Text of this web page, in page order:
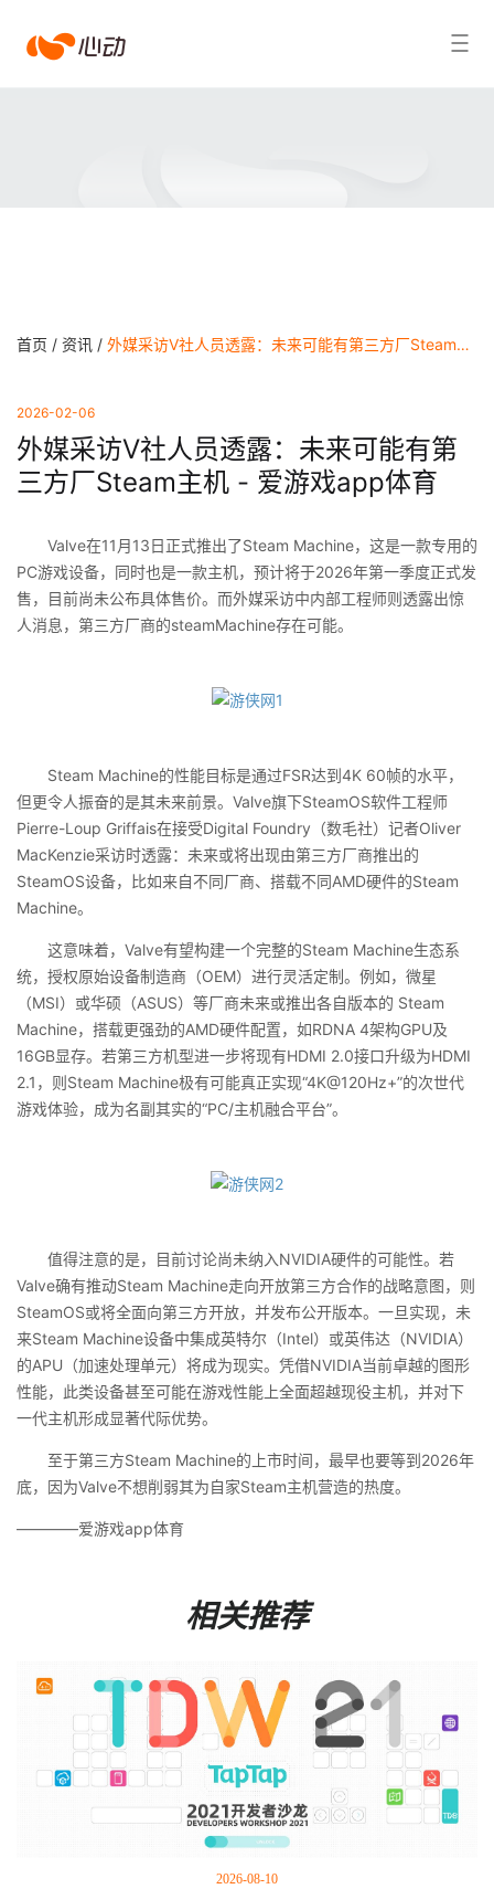
爱搜索结果
首页 / 资讯 / 外媒采访V社人员透露：未来可能有第三方厂Steam主机 - 爱游戏app体育
2026-02-06
外媒采访V社人员透露：未来可能有第
三方厂Steam主机 - 爱游戏app体育
Valve在11月13日正式推出了Steam Machine，这是一款专用的
PC游戏设备，同时也是一款主机，预计将于2026年第一季度正式发
售，目前尚未公布具体售价。而外媒采访中内部工程师则透露出惊
人消息，第三方厂商的steamMachine存在可能。
Steam Machine的性能目标是通过FSR达到4K 60帧的水平，
但更令人振奋的是其未来前景。Valve旗下SteamOS软件工程师
Pierre-Loup Griffais在接受Digital Foundry（数毛社）记者Oliver
MacKenzie采访时透露：未来或将出现由第三方厂商推出的
SteamOS设备，比如来自不同厂商、搭载不同AMD硬件的Steam
Machine。
这意味着，Valve有望构建一个完整的Steam Machine生态系
统，授权原始设备制造商（OEM）进行灵活定制。例如，微星
（MSI）或华硕（ASUS）等厂商未来或推出各自版本的 Steam
Machine，搭载更强劲的AMD硬件配置，如RDNA 4架构GPU及
16GB显存。若第三方机型进一步将现有HDMI 2.0接口升级为HDMI
2.1，则Steam Machine极有可能真正实现“4K@120Hz+”的次世代
游戏体验，成为名副其实的“PC/主机融合平台”。
值得注意的是，目前讨论尚未纳入NVIDIA硬件的可能性。若
Valve确有推动Steam Machine走向开放第三方合作的战略意图，则
SteamOS或将全面向第三方开放，并发布公开版本。一旦实现，未
来Steam Machine设备中集成英特尔（Intel）或英伟达（NVIDIA）
的APU（加速处理单元）将成为现实。凭借NVIDIA当前卓越的图形
性能，此类设备甚至可能在游戏性能上全面超越现役主机，并对下
一代主机形成显著代际优势。
至于第三方Steam Machine的上市时间，最早也要等到2026年
底，因为Valve不想削弱其为自家Steam主机营造的热度。
————爱游戏app体育
相关推荐
2026-08-10